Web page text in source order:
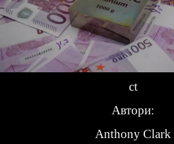
ct
Автори:
Anthony Clark